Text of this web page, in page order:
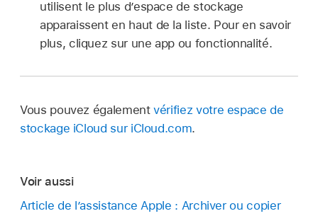
utilisent le plus d’espace de stockage
apparaissent en haut de la liste. Pour en savoir
plus, cliquez sur une app ou fonctionnalité.
Vous pouvez égalementvérifiez votre espace de
stockage iCloud sur iCloud.com.
Voir aussi
Article de l’assistance Apple : Archiver ou copier